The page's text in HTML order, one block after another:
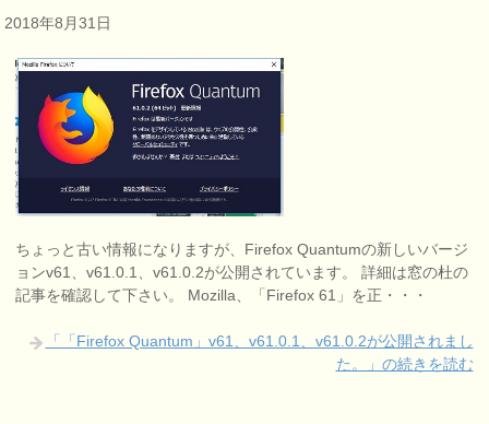
2018年8月31日
ちょっと古い情報になりますが、Firefox Quantumの新しいバージ
ョンv61、v61.0.1、v61.0.2が公開されています。 詳細は窓の杜の
記事を確認して下さい。 Mozilla、「Firefox 61」を正・・・
「「Firefox Quantum」v61、v61.0.1、v61.0.2が公開されまし
た。」の続きを読む